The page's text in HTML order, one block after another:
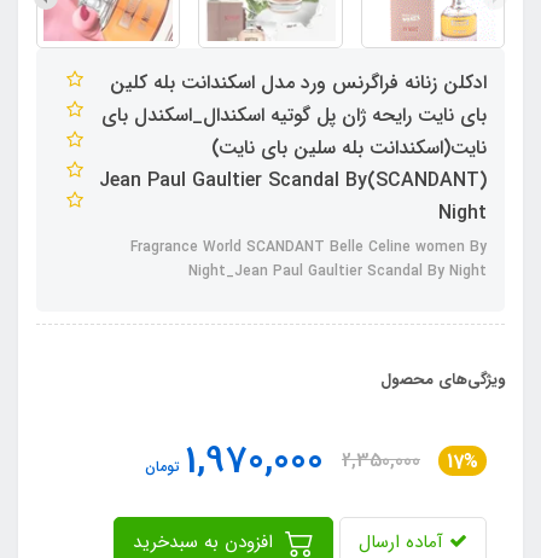
ادکلن زنانه فراگرنس ورد مدل اسکندانت بله کلین
بای نایت رایحه ژان پل گوتیه اسکندال_اسکندل بای
نایت(اسکندانت بله سلین بای نایت)
(SCANDANT)Jean Paul Gaultier Scandal By
Night
Fragrance World SCANDANT Belle Celine women By
Night_Jean Paul Gaultier Scandal By Night
ویژگی‌های محصول
17%
2,350,000
1,970,000 تومان
آماده ارسال